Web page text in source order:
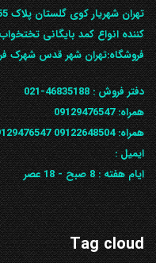
کننده انواع کمد بایگانی
ف‍روشگاه:تهران شهر قدس شهرک
دفتر فروش :46835188-021
همراه:09129476547
همراه: 09122648504
ایمیل :
ایام هفته :8 صبح - 18 عصر
Tag cloud